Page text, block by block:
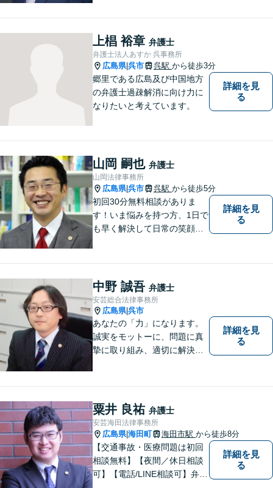
し、高度な問題にも対応いた
します。まずはご相談を！
上椙 裕章 弁護士
弁護士法人あすか 呉事務所
広島県|呉市 呉駅 から徒歩3分
郷里である広島及び中国地方
の弁護士過疎解消に向け力に
なりたいと考えています。
詳細を見
る
山岡 嗣也 弁護士
山岡法律事務所
広島県|呉市 呉駅 から徒歩5分
初回30分無料相談がありま
す！いま悩みを持つ方、1日で
も早く解決して日常の笑顔を
個人様・法人様の問題に幅広
く対応しています。
詳細を見
る
中野 誠吾 弁護士
安芸総合法律事務所
広島県|呉市
あなたの「力」になります。
誠実をモットーに、問題に真
摯に取り組み、適切に解決で
でき、来所後は心の負担が軽
くなるような事務所作りを心
がけています。一人で悩ま
ず、お気軽にご相談下さい。
詳細を見
る
粟井 良祐 弁護士
安芸海田法律事務所
広島県|海田町 海田市駅 から徒歩8分
【交通事故・医療問題は初回
相談無料】【夜間／休日相談
可】【電話/LINE相談可】弁護
詳細を見
る